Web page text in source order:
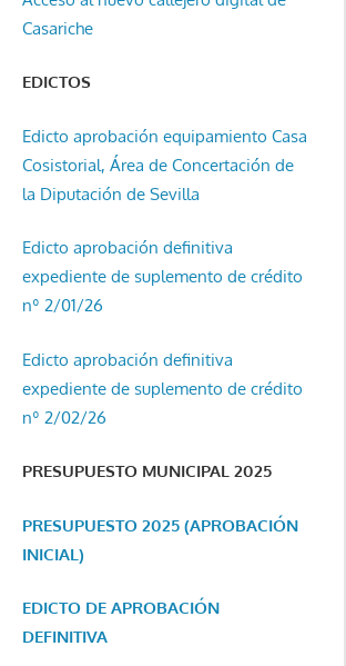
Casariche
EDICTOS
Edicto aprobación equipamiento Casa
Cosistorial, Área de Concertación de
la Diputación de Sevilla
Edicto aprobación definitiva
expediente de suplemento de crédito
nº 2/01/26
Edicto aprobación definitiva
expediente de suplemento de crédito
nº 2/02/26
PRESUPUESTO MUNICIPAL 2025
PRESUPUESTO 2025 (APROBACIÓN
INICIAL)
EDICTO DE APROBACIÓN
DEFINITIVA